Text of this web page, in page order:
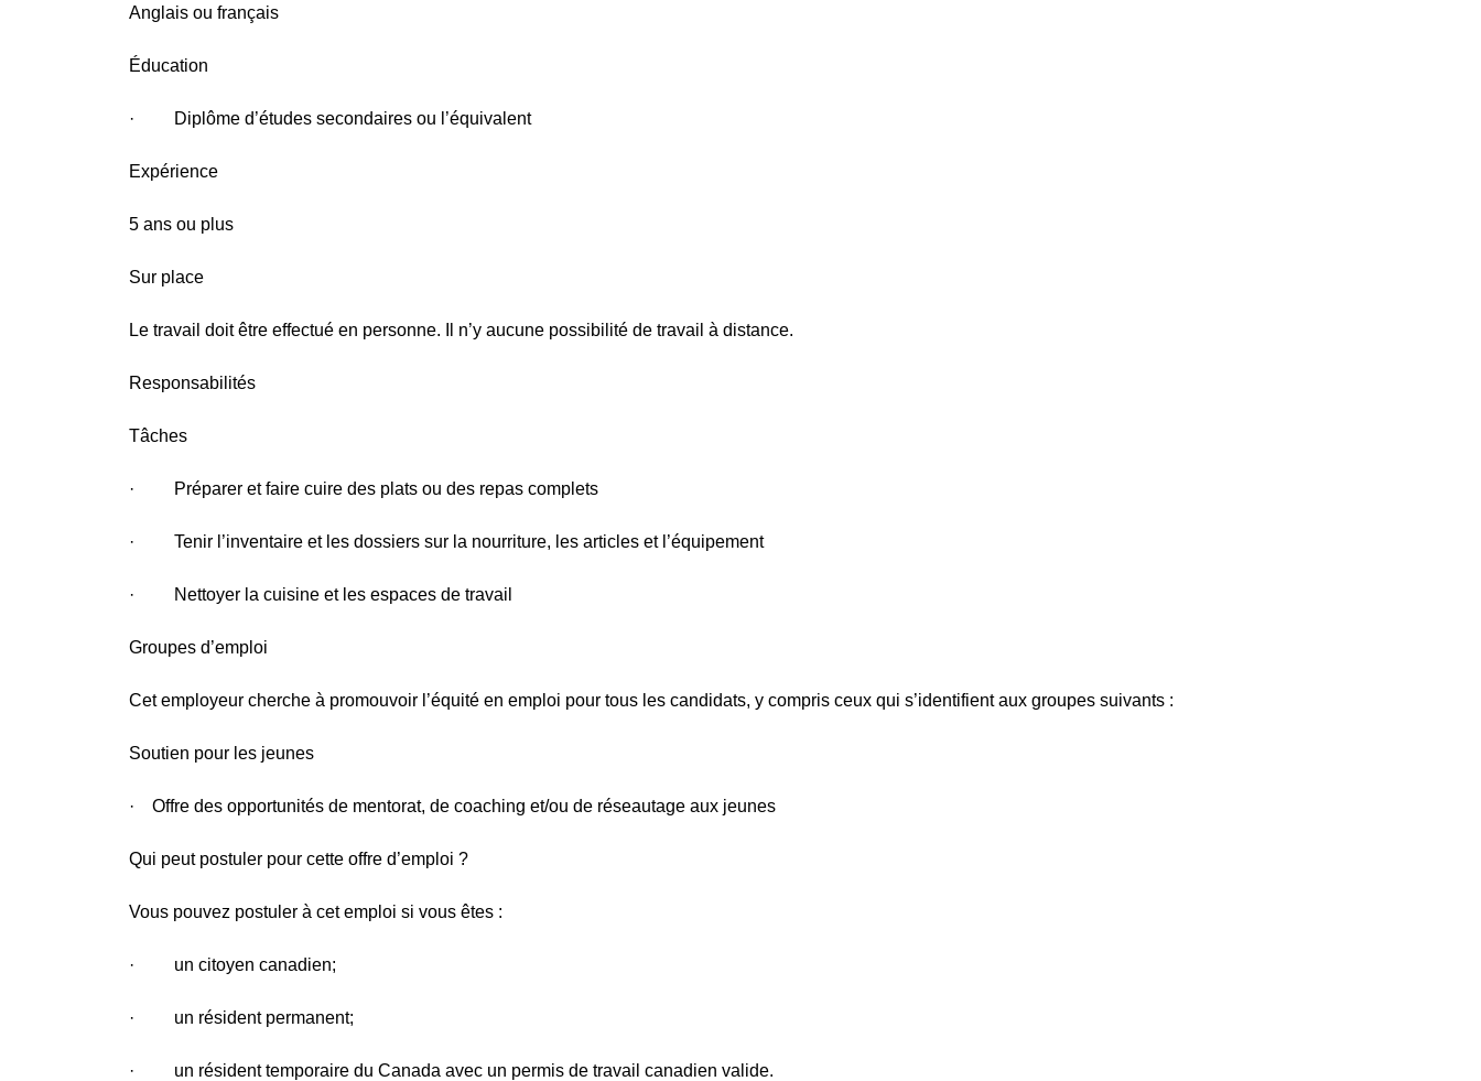
Anglais ou français
Éducation
· Diplôme d’études secondaires ou l’équivalent
Expérience
5 ans ou plus
Sur place
Le travail doit être effectué en personne. Il n’y aucune possibilité de travail à distance.
Responsabilités
Tâches
· Préparer et faire cuire des plats ou des repas complets
· Tenir l’inventaire et les dossiers sur la nourriture, les articles et l’équipement
· Nettoyer la cuisine et les espaces de travail
Groupes d’emploi
Cet employeur cherche à promouvoir l’équité en emploi pour tous les candidats, y compris ceux qui s’identifient aux groupes suivants :
Soutien pour les jeunes
· Offre des opportunités de mentorat, de coaching et/ou de réseautage aux jeunes
Qui peut postuler pour cette offre d’emploi ?
Vous pouvez postuler à cet emploi si vous êtes :
· un citoyen canadien;
· un résident permanent;
· un résident temporaire du Canada avec un permis de travail canadien valide.